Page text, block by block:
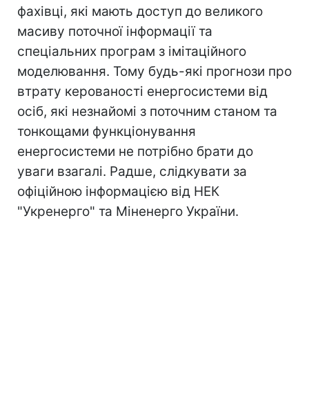
фахівці, які мають доступ до великого
масиву поточної інформації та
спеціальних програм з імітаційного
моделювання. Тому будь-які прогнози про
втрату керованості енергосистеми від
осіб, які незнайомі з поточним станом та
тонкощами функціонування
енергосистеми не потрібно брати до
уваги взагалі. Радше, слідкувати за
офіційною інформацією від НЕК
"Укренерго" та Міненерго України.